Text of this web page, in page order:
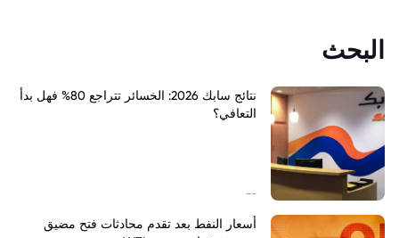
البحث
نتائج سابك 2026: الخسائر تتراجع 80% فهل بدأ
التعافي؟
--
أسعار النفط بعد تقدم محادثات فتح مضيق